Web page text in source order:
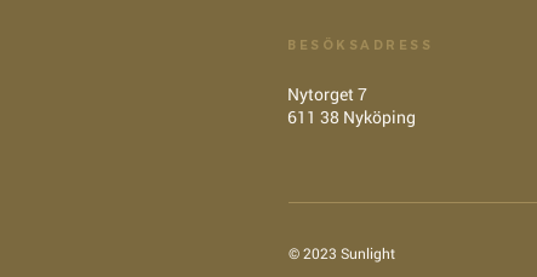
BESÖKSADRESS
Nytorget 7
611 38 Nyköping
© 2023 Sunlight